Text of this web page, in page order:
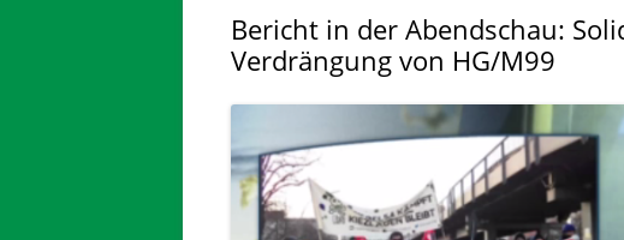
Bericht in der Abendschau:
Verdrängung von HG/M99